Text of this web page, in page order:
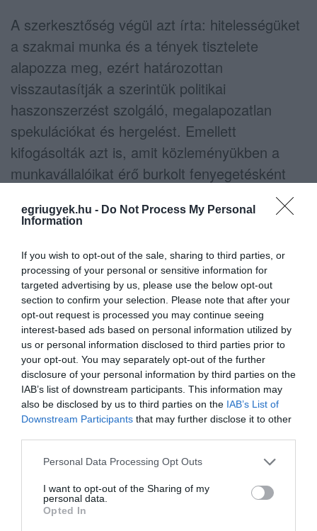
egriugyek.hu - Do Not Process My Personal
Information
If you wish to opt-out of the sale, sharing to third parties, or
processing of your personal or sensitive information for
targeted advertising by us, please use the below opt-out
section to confirm your selection. Please note that after your
opt-out request is processed you may continue seeing
interest-based ads based on personal information utilized by
us or personal information disclosed to third parties prior to
your opt-out. You may separately opt-out of the further
disclosure of your personal information by third parties on the
IAB’s list of downstream participants. This information may
also be disclosed by us to third parties on the IAB’s List of
Downstream Participants that may further disclose it to other
Please note that this website/app uses one or more Google
not limited to your visit or usage behaviour. You may click to
grant or deny consent to Google and its third-party tags to
use your data for below specified purposes in below Google
Personal Data Processing Opt Outs
I want to opt-out of the Sharing of my
personal data.
Opted In
A szerkesztőség végül azt írta: hitelességüket
a szakmai munka és a tények tisztelete
alapozza meg, ezért határozottan
visszautasítják a szerintük politikai
haszonszerzést szolgáló, megalapozatlan
spekulációkat és hergelést. Emellett
kifogásolták azt is, amit közleményükben a
munkavállalóikat érő burkolt fenyegetésként
szerkesztősége jegyzi meg, hogy a Tv
Eger például a Tisza Párt egri
eredményvárójáról sem számolt be, és
Magyar Péteregri látogatásárólis
hallgatott (vagy ha mégse, akkor
komoly keresési procedúrába kell
belekezdeni, amin mi elbuktunk),
készült beszámoló. Mint hogy a
rendezvény, aminek Domán volt az